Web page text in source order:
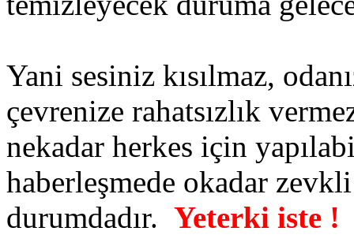
Yani sesiniz kısılmaz,
çevrenize rahatsızlık
nekadar herkes için
haberleşmede okadar
durumdadır. Yeterki iste !